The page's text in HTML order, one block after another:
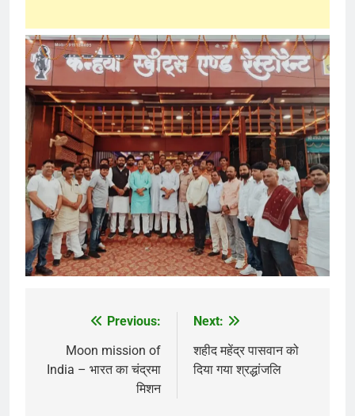
navigation
Previous:
Moon mission of
India – भारत का चंद्रमा
मिशन
Next:
शहीद महेंद्र पासवान को
दिया गया श्रद्धांजलि